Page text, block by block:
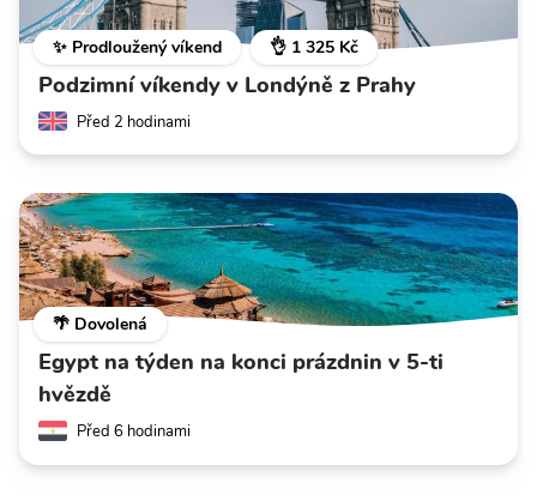
✨ Prodloužený víkend 👌 1 325 Kč
Podzimní víkendy v Londýně z Prahy
Před 2 hodinami
🌴 Dovolená
Egypt na týden na konci prázdnin v 5-ti
hvězdě
Před 6 hodinami